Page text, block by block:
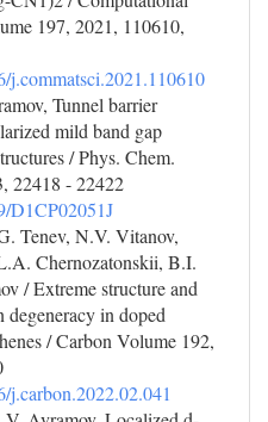
197, 2021, 110610,
j.commatsci.2021.110610
Tunnel barrier
mild band gap
/ Phys. Chem.
22418 - 22422
D1CP02051J
Tenev, N.V. Vitanov,
Chernozatonskii, B.I.
/ Extreme structure and
degeneracy in doped
/ Carbon Volume 192,
j.carbon.2022.02.041